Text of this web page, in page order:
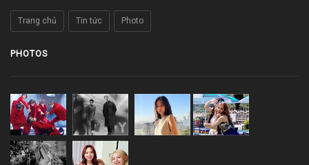
Trang chủ Tin tức Photo
PHOTOS